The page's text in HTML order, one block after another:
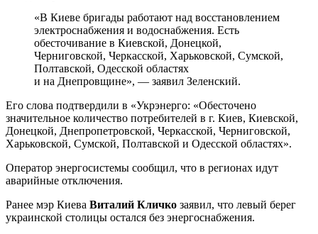
«В Киеве бригады работают над восстановлением
электроснабжения и водоснабжения. Есть
обесточивание в Киевской, Донецкой,
Черниговской, Черкасской, Харьковской, Сумской,
Полтавской, Одесской областях
и на Днепровщине», — заявил Зеленский.
Его слова подтвердили в «Укрэнерго: «Обесточено
значительное количество потребителей в г. Киев, Киевской,
Донецкой, Днепропетровской, Черкасской, Черниговской,
Харьковской, Сумской, Полтавской и Одесской областях».
Оператор энергосистемы сообщил, что в регионах идут
аварийные отключения.
Ранее мэр Киева Виталий Кличко заявил, что левый берег
украинской столицы остался без энергоснабжения.